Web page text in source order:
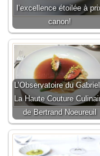
l’excellence étoilée à
canon!
L’Observatoire du
La Haute Couture
de Bertrand Noeureuil